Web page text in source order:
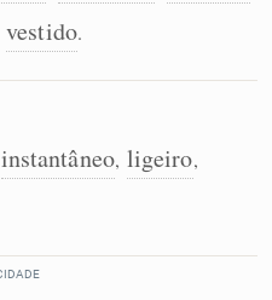
vestido.
instantâneo, ligeiro,